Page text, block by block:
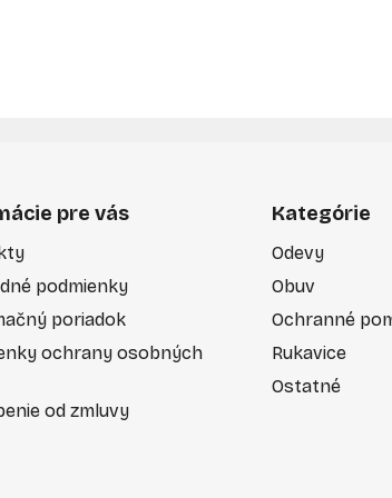
pre vás
podmienky
poriadok
ochrany osobných
od zmluvy
Kategórie
Odevy
Obuv
Ochranné
Rukavice
Ostatné